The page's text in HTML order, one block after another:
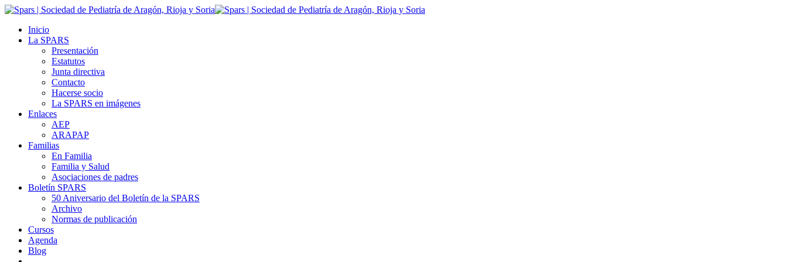
Inicio
La SPARS
Presentación
Estatutos
Junta directiva
Contacto
Hacerse socio
La SPARS en imágenes
Enlaces
AEP
ARAPAP
Familias
En Familia
Familia y Salud
Asociaciones de padres
Boletín SPARS
50 Aniversario del Boletín de la SPARS
Archivo
Normas de publicación
Cursos
Agenda
Blog